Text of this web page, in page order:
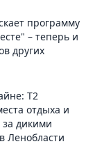
программу
– теперь и
других
Т2
отдыха и
дикими
Ленобласти